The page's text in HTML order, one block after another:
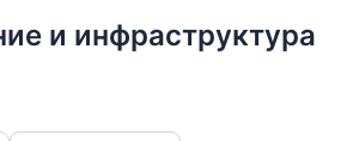
и инфраструктура